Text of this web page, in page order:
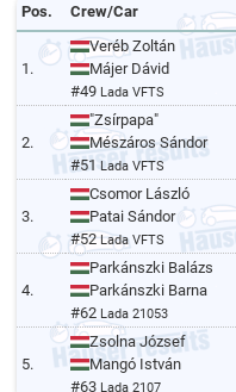
Pos. Crew/Car
1.
Veréb Zoltán
Májer Dávid
#49 Lada VFTS
2.
"Zsírpapa"
Mészáros Sándor
#51Lada VFTS
3.
Csomor László
Patai Sándor
#52Lada VFTS
4.
Parkánszki Balázs
Parkánszki Barna
#62 Lada 21053
5.
Zsolna József
Mangó István
#63 Lada 2107